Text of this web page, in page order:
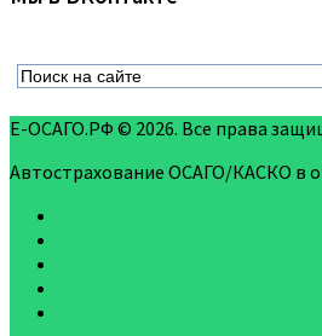
Е-ОСАГО.РФ © 2026. Все права
Автострахование ОСАГО/КАСКО в